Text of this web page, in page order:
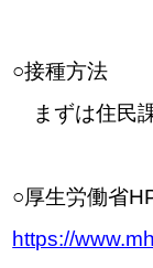
○接種方法
まずは住民
○厚生労働省
https://